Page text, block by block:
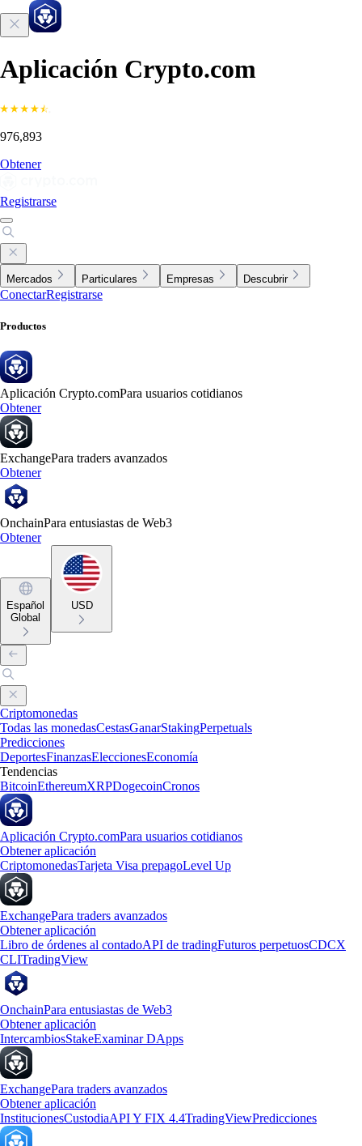
Aplicación Crypto.com
976,893
Obtener
Registrarse
Mercados Particulares Empresas Descubrir
ConectarRegistrarse
Productos
Aplicación Crypto.comPara usuarios cotidianos
Obtener
ExchangePara traders avanzados
Obtener
OnchainPara entusiastas de Web3
Obtener
Español
Global
USD
Criptomonedas
Todas las monedasCestasGanarStakingPerpetuals
Predicciones
DeportesFinanzasEleccionesEconomía
Tendencias
BitcoinEthereumXRPDogecoinCronos
Aplicación Crypto.comPara usuarios cotidianos
Obtener aplicación
CriptomonedasTarjeta Visa prepagoLevel Up
ExchangePara traders avanzados
Obtener aplicación
Libro de órdenes al contadoAPI de tradingFuturos perpetuosCDCX
CLITradingView
OnchainPara entusiastas de Web3
Obtener aplicación
IntercambiosStakeExaminar DApps
ExchangePara traders avanzados
Obtener aplicación
InstitucionesCustodiaAPI Y FIX 4.4TradingViewPredicciones